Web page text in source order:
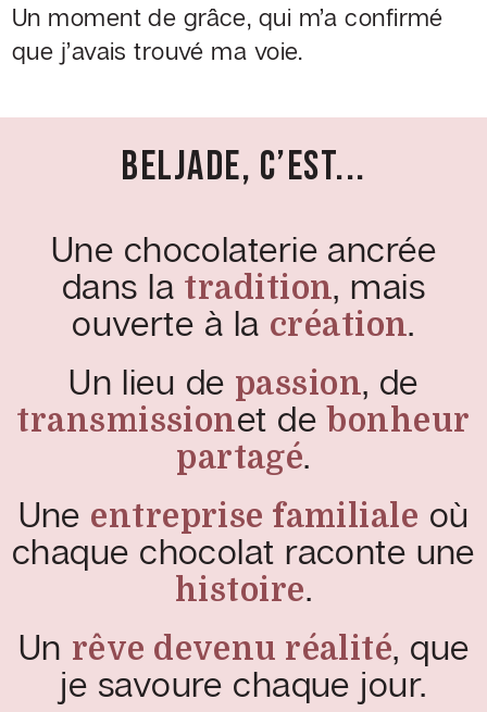
Un moment de grâce, qui m’a confirmé
que j’avais trouvé ma voie.
BELJADE, C’EST...
Une chocolaterie ancrée
dans la tradition, mais
ouverte à la création.
Un lieu de passion, de
transmissionet debonheur
partagé.
Une entreprise familiale où
chaque chocolat raconte une
histoire.
Un rêve devenu réalité, que
je savoure chaque jour.